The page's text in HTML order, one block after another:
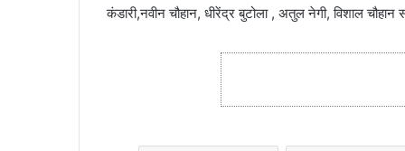
कंडारी,नवीन चौहान, धीरेंद्र बुटोला , अतुल नेगी, विशाल चौहान